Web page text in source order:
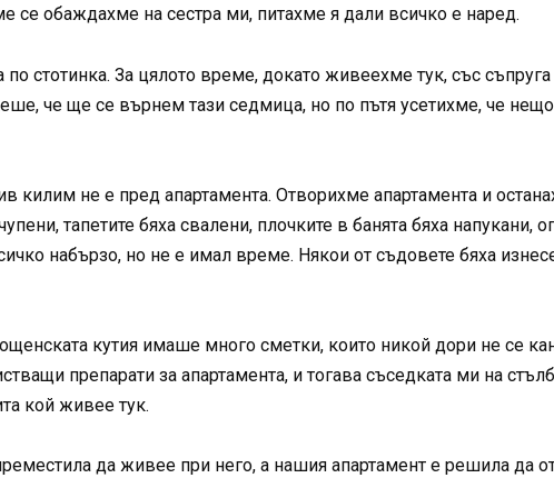
обаждахме на сестра ми, питахме я дали всичко е наред.
стотинка. За цялото време, докато живеехме тук, със
че ще се върнем тази седмица, но по пътя усетихме, че
килим не е пред апартамента. Отворихме апартамента и
тапетите бяха свалени, плочките в банята бяха напукани,
набързо, но не е имал време. Някои от съдовете бяха
кутия имаше много сметки, които никой дори не се
препарати за апартамента, и тогава съседката ми на
кой живее тук.
да живее при него, а нашия апартамент е решила да